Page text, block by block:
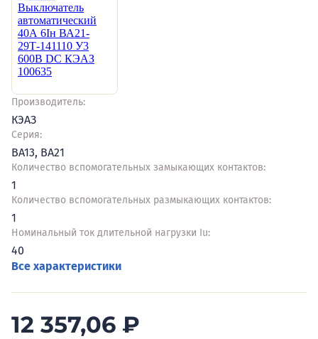
Производитель:
КЭАЗ
Серия:
ВА13, ВА21
Количество вспомогательных замыкающих контактов:
1
Количество вспомогательных размыкающих контактов:
1
Номинальный ток длительной нагрузки Iu:
40
Все характеристики
12 357,06 ₽